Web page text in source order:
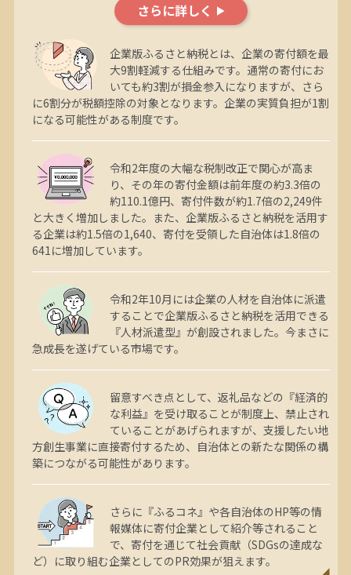
さらに詳しく
企業版ふるさと納税とは、企業の寄付額を最
大9割軽減する仕組みです。通常の寄付にお
いても約3割が損金参入になりますが、さら
に6割分が税額控除の対象となります。企業の実質負担が1割
になる可能性がある制度です。
令和2年度の大幅な税制改正で関心が高ま
り、その年の寄付金額は前年度の約3.3倍の
約110.1億円、寄付件数が約1.7倍の2,249件
と大きく増加しました。また、企業版ふるさと納税を活用す
る企業は約1.5倍の1,640、寄付を受領した自治体は1.8倍の
641に増加しています。
令和2年10月には企業の人材を自治体に派遣
することで企業版ふるさと納税を活用できる
『人材派遣型』が創設されました。今まさに
急成長を遂げている市場です。
留意すべき点として、返礼品などの『経済的
な利益』を受け取ることが制度上、禁止され
ていることがあげられますが、支援したい地
方創生事業に直接寄付するため、自治体との新たな関係の構
築につながる可能性があります。
さらに『ふるコネ』や各自治体のHP等の情
報媒体に寄付企業として紹介等されること
で、寄付を通じて社会貢献（SDGsの達成な
ど）に取り組む企業としてのPR効果が狙えます。